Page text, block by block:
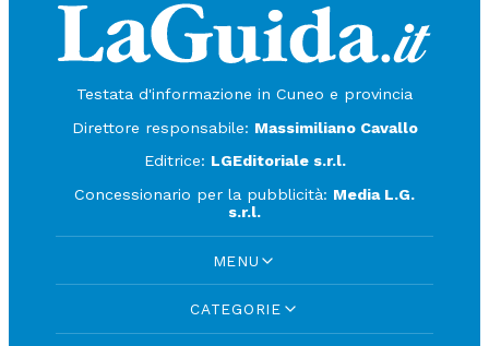
Testata d'informazione in Cuneo e provincia
Direttore responsabile: Massimiliano Cavallo
Editrice: LGEditoriale s.r.l.
Concessionario per la pubblicità: Media L.G.
s.r.l.
MENU
CATEGORIE